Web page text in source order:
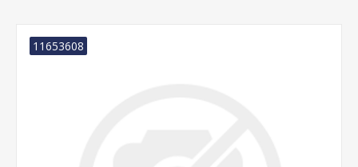
11653608